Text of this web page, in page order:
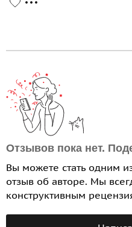
Отзывов пока нет.
Вы можете стать одним
отзыв об авторе. Мы
конструктивным